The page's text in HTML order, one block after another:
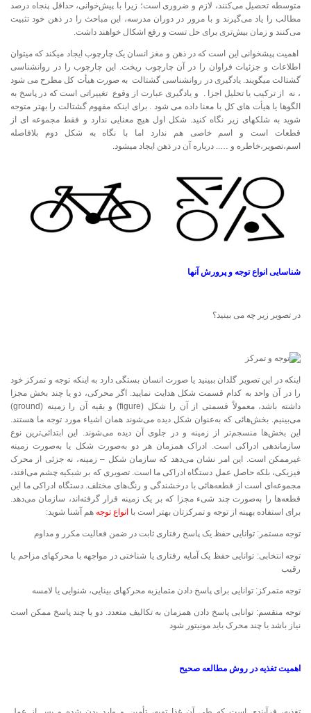
متوسطه تحصیل می‌کنند، لازم و ضروری است؛ زیرا با پیش‌خوانی، حداقل پنجاه درصد
مطالب را یاد می‌گیرند و با مرور در دوران مدرسه، این مباحث را در ذهن خود تثبیت
می‌کنند و زمان بیش‌تری برای حل تست و رفع اشکال خواهند داشت.
اهمیت پیشخوانی این است که در ذهن و مغز انسان یک چارچوب ایجاد میکند که میتوان
اطلاعات و جزئیات فراوان را در آن چارچوب ریخت. این چارچوب را در روانشناسی
گشتالت میگویند. یادگیری در روانشناسی گشتالت به صورت هیأت کل مطرح می شود
، نه از ترکیب یا تحلیل اجزا . و یادگیری عبارت از وقوع تغییراتی است که در پاسخ به
الگوها یا هیأت های کل با معنا داده می شود . برای اینکه مفهوم گشتالت را بهتر متوجه
شوید به شلکهای زیر نگاه کنید. شکل اول هیچ معنایی ندارد و فقط مجموعه ای از
قطعات است و اسم خاصی هم ندارد اما با نگاه به شکل دوم بلافاصله
اسم،تصویر،خاطره و ….. درباره آن در ذهن ایجاد میشود.
شناسایی انواع توجه و پرورش آنها
در تصویر زیر چه می بینید؟
اینکه در این تصویر گلدان ببینید یا صورت انسان بستگی دارد به اینکه توجه و تمرکز خود
را در آن واحد به کدام قسمت شکل هدایت نمایید. اگر محرکی، دو یا چند بخش مجزا
داشته باشد، معمولاً قسمتی از آن را شکل (figure) و بقیه آن را زمینه (ground)
می‌بینیم. بخش‌هائی که به‌عنوان شکل دیده می‌شوند همان اشیاء مورد توجه ما هستند.
این بخش‌ها منسجم‌تر از زمینه و در جلوی آن دیده می‌شوند. این ابتدائی‌ترین نوع
سازماندهی ادراکی است. ادراک همزمان هر دو به‌صورت شکل یا به‌صورت زمینه
غیرممکن است. این امر نشان می‌دهد که سازمان شکل – زمینه، نه جزئی از محرک
فیزیکی، بلکه حاصل عمل دستگاه ادراکی ما است. تصویری که بر شبکیه چشم می‌افتد،
مجموعه‌ای است از قطعه‌هائی با درخشندگی و رنگ‌های مختلف. دستگاه ادراکی ما این
قطعه‌ها را به‌صورت چند شیء مجزا که بر یک زمینه قرار گرفته‌اند، سازمان می‌دهد.
برای استفاده بهینه از توجه و تمرکزتان بهتر است با انواع توجه هم آشنا شوید:
توجه مستمر: توانایی حفظ یک پاسخ رفتاری ثابت در ضمن فعالیت مکرر و مداوم
توجه انتخابی: توانایی حفظ یک آمایه رفتاری یا شناختی در مواجهه با محرکهای مزاحم یا
رقیب
توجه متمرکز: توانایی برای پاسخ دادن متمایزبه محرکهای بینایی، شنوایی یا لامسه
توجه منقسم: توانایی پاسخ دادن همزمان به تکالیف متعدد. دو یا چند پاسخ ممکن است
نیاز باشد یا چند محرک باید مونیتور شود
اهمیت تغذیه در روش مطالعه صحیح